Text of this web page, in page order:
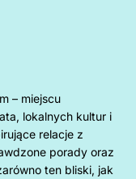
– miejscu
lokalnych kultur i
relacje z
porady oraz
ten bliski, jak